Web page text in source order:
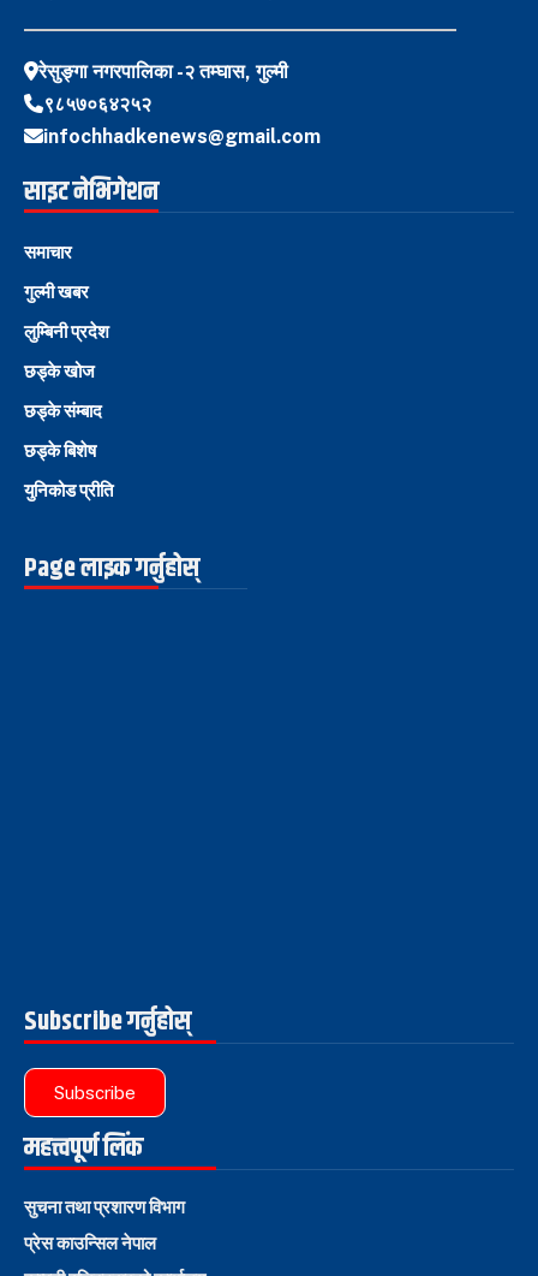
रेसुङ्गा नगरपालिका -२ तम्घास, गुल्मी
९८५७०६४२५२
infochhadkenews@gmail.com
साइट नेभिगेशन
समाचार
गुल्मी खबर
लुम्बिनी प्रदेश
छड्के खोज
छड्के संम्बाद
छड्के बिशेष
युनिकोड प्रीति
Page लाइक गर्नुहोस्
Subscribe गर्नुहोस्
Subscribe
महत्त्वपूर्ण लिंक
सुचना तथा प्रशारण विभाग
प्रेस काउन्सिल नेपाल